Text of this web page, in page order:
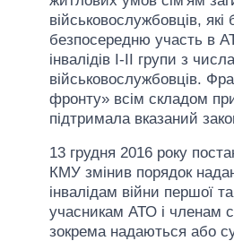
військовослужбовців, які
безпосередню участь в
інвалідів I-II групи з
військовослужбовців.
фронту» всім складом
підтримала вказаний
13 грудня 2016 року
КМУ змінив порядок
інвалідам війни першої
учасникам АТО і членам
зокрема надаються або